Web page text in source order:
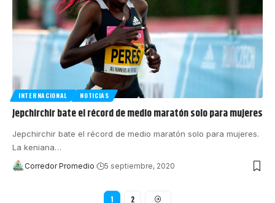
INTERNACIONAL NOTICIAS
Jepchirchir bate el récord de medio maratón solo para mujeres
Jepchirchir bate el récord de medio maratón solo para mujeres.
La keniana…
Corredor Promedio 5 septiembre, 2020
1 2